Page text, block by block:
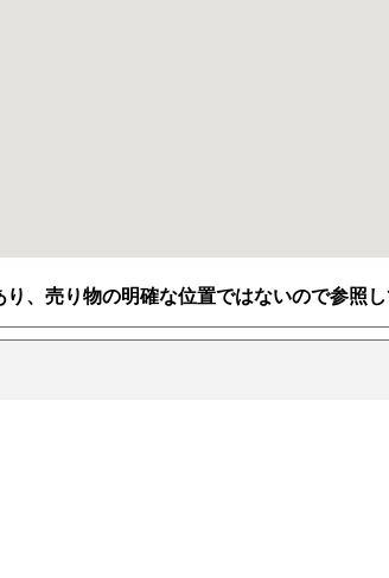
、売り物の明確な位置ではないので参照し